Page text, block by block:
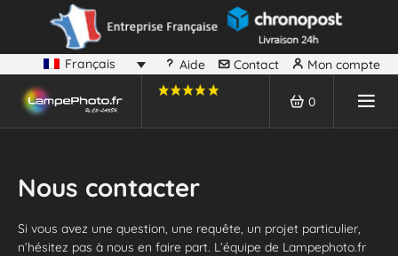
Français Aide Contact Mon compte
0
Nous contacter
Si vous avez une question, une requête, un projet particulier,
n’hésitez pas à nous en faire part. L’équipe de Lampephoto.fr